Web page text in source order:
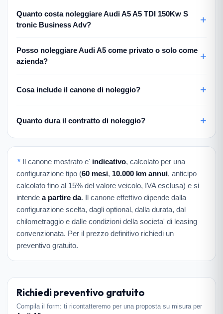
Quanto costa noleggiare Audi A5 A5 TDI 150Kw S
tronic Business Adv?
Posso noleggiare Audi A5 come privato o solo come
azienda?
Cosa include il canone di noleggio?
Quanto dura il contratto di noleggio?
* Il canone mostrato e' indicativo, calcolato per una
configurazione tipo (60 mesi, 10.000 km annui, anticipo
calcolato fino al 15% del valore veicolo, IVA esclusa) e si
intende a partire da. Il canone effettivo dipende dalla
configurazione scelta, dagli optional, dalla durata, dal
chilometraggio e dalle condizioni della societa' di leasing
convenzionata. Per il prezzo definitivo richiedi un
preventivo gratuito.
Richiedi preventivo gratuito
Compila il form: ti ricontatteremo per una proposta su misura per